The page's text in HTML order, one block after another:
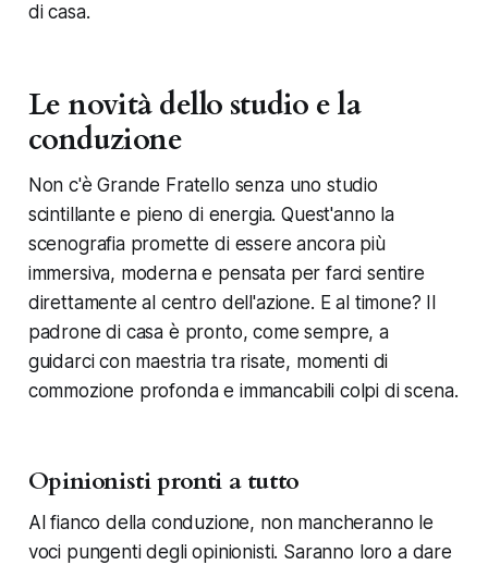
di casa.
Le novità dello studio e la
conduzione
Non c'è Grande Fratello senza uno studio
scintillante e pieno di energia. Quest'anno la
scenografia promette di essere ancora più
immersiva, moderna e pensata per farci sentire
direttamente al centro dell'azione. E al timone? Il
padrone di casa è pronto, come sempre, a
guidarci con maestria tra risate, momenti di
commozione profonda e immancabili colpi di scena.
Opinionisti pronti a tutto
Al fianco della conduzione, non mancheranno le
voci pungenti degli opinionisti. Saranno loro a dare